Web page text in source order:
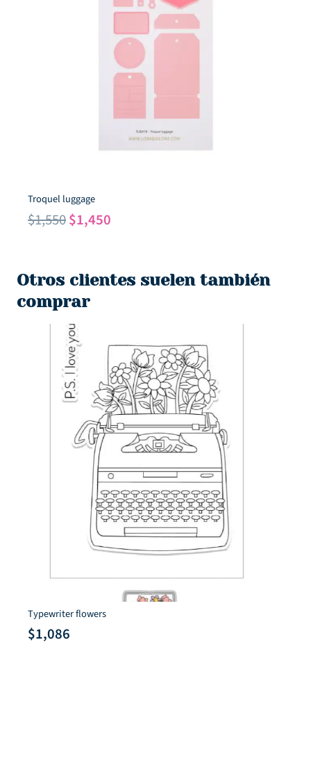
Troquel luggage
$1,550El
era:
$1,550.
$1,450
es:
Otros clientes suelen también
comprar
Typewriter flowers
$1,086